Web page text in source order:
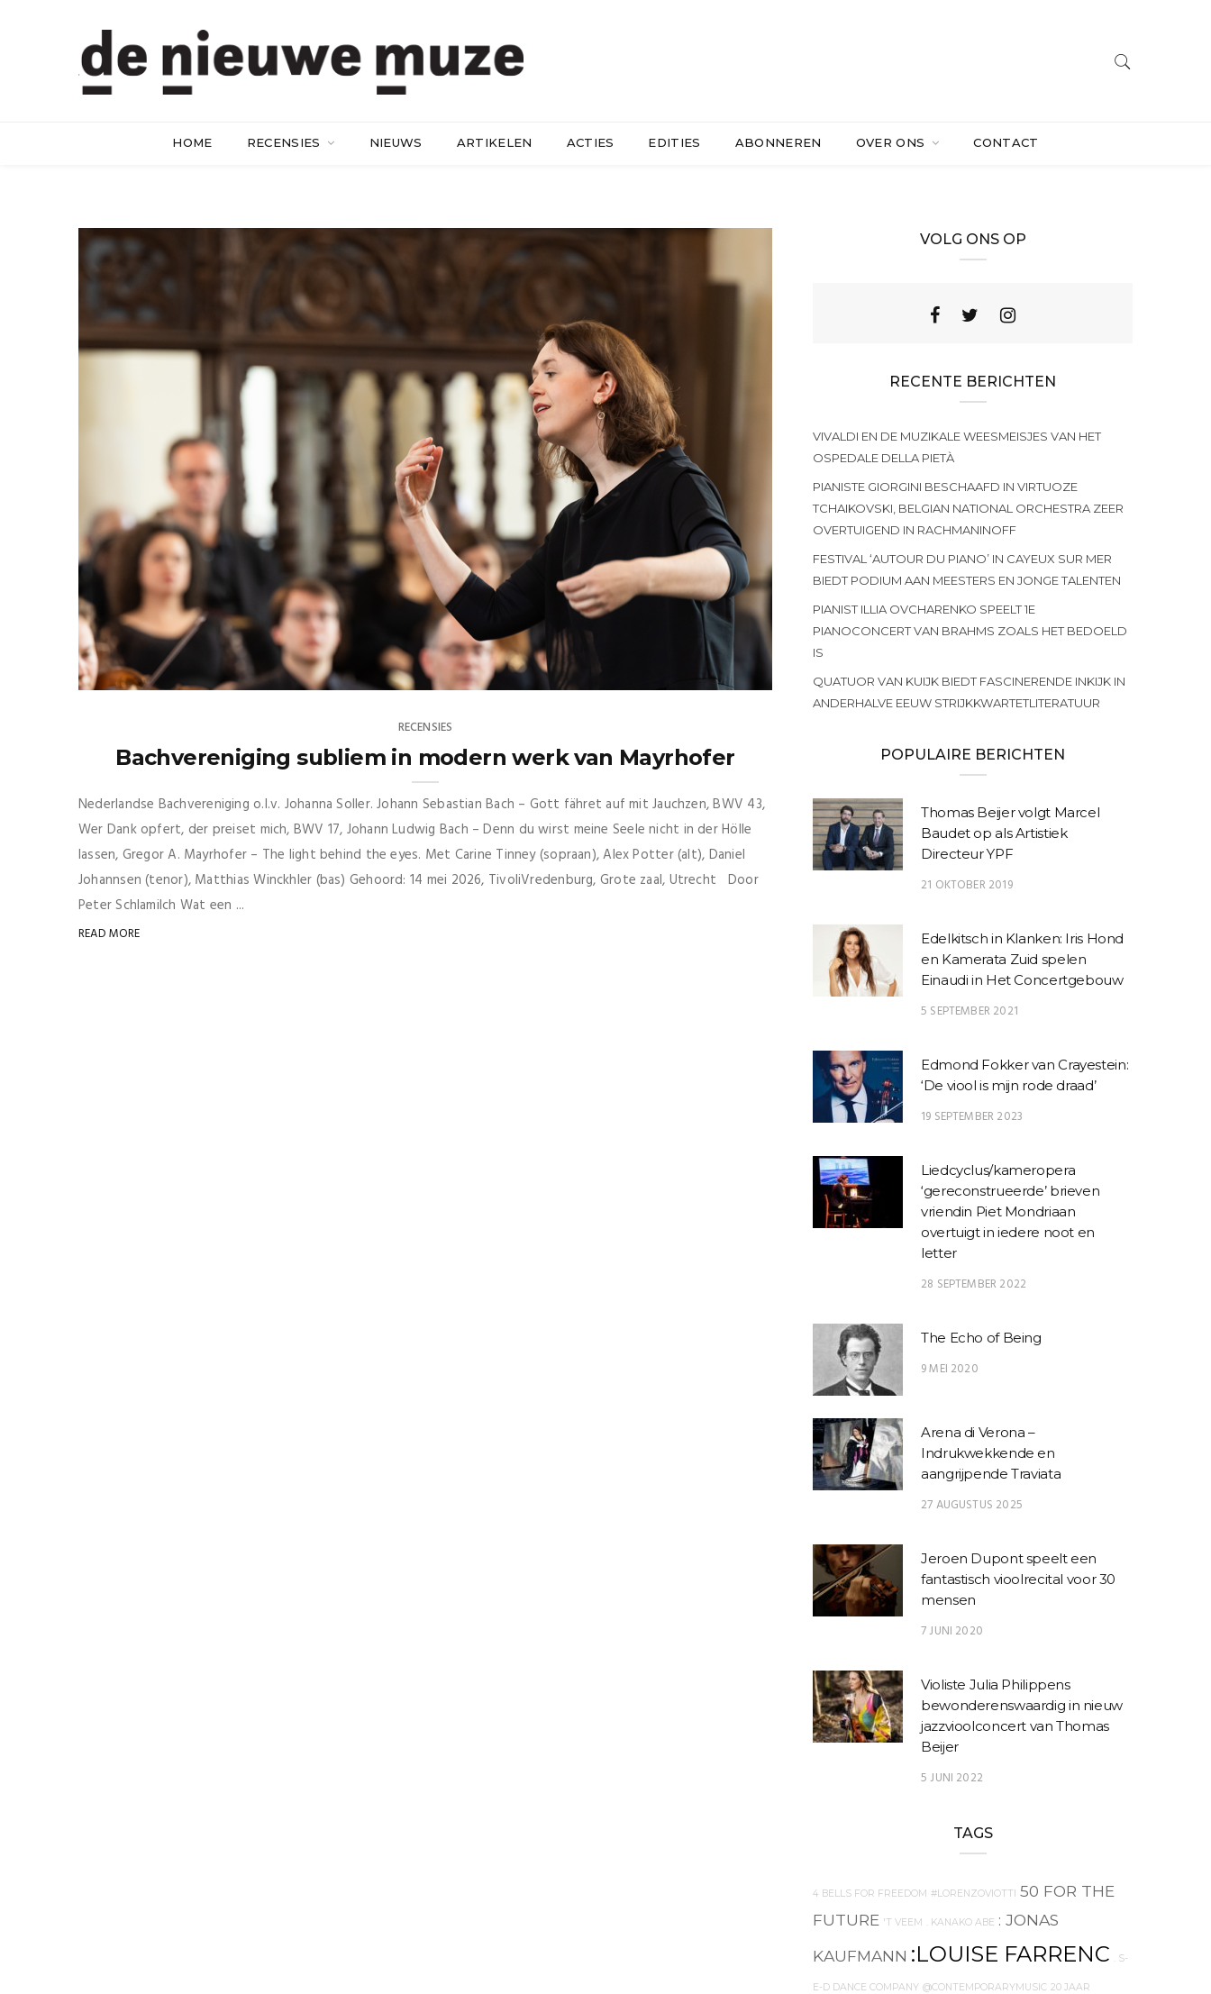
HOME RECENSIES NIEUWS ARTIKELEN ACTIES EDITIES ABONNEREN OVER ONS CONTACT
RECENSIES
Bachvereniging subliem in modern werk van Mayrhofer
Nederlandse Bachvereniging o.l.v. Johanna Soller. Johann Sebastian Bach – Gott fähret auf mit Jauchzen, BWV 43,
Wer Dank opfert, der preiset mich, BWV 17, Johann Ludwig Bach – Denn du wirst meine Seele nicht in der Hölle
lassen, Gregor A. Mayrhofer – The light behind the eyes. Met Carine Tinney (sopraan), Alex Potter (alt), Daniel
Johannsen (tenor), Matthias Winckhler (bas) Gehoord: 14 mei 2026, TivoliVredenburg, Grote zaal, Utrecht Door
Peter Schlamilch Wat een ...
READ MORE
VOLG ONS OP
RECENTE BERICHTEN
VIVALDI EN DE MUZIKALE WEESMEISJES VAN HET
OSPEDALE DELLA PIETÀ
PIANISTE GIORGINI BESCHAAFD IN VIRTUOZE
TCHAIKOVSKI, BELGIAN NATIONAL ORCHESTRA ZEER
OVERTUIGEND IN RACHMANINOFF
FESTIVAL ‘AUTOUR DU PIANO’ IN CAYEUX SUR MER
BIEDT PODIUM AAN MEESTERS EN JONGE TALENTEN
PIANIST ILLIA OVCHARENKO SPEELT 1E
PIANOCONCERT VAN BRAHMS ZOALS HET BEDOELD
IS
QUATUOR VAN KUIJK BIEDT FASCINERENDE INKIJK IN
ANDERHALVE EEUW STRIJKKWARTETLITERATUUR
POPULAIRE BERICHTEN
Thomas Beijer volgt Marcel
Baudet op als Artistiek
Directeur YPF
21 OKTOBER 2019
Edelkitsch in Klanken: Iris Hond
en Kamerata Zuid spelen
Einaudi in Het Concertgebouw
5 SEPTEMBER 2021
Edmond Fokker van Crayestein:
‘De viool is mijn rode draad’
19 SEPTEMBER 2023
Liedcyclus/kameropera
‘gereconstrueerde’ brieven
vriendin Piet Mondriaan
overtuigt in iedere noot en
letter
28 SEPTEMBER 2022
The Echo of Being
9 MEI 2020
Arena di Verona –
Indrukwekkende en
aangrijpende Traviata
27 AUGUSTUS 2025
Jeroen Dupont speelt een
fantastisch vioolrecital voor 30
mensen
7 JUNI 2020
Violiste Julia Philippens
bewonderenswaardig in nieuw
jazzvioolconcert van Thomas
Beijer
5 JUNI 2022
TAGS
4 BELLS FOR FREEDOM #LORENZOVIOTTI 50 FOR THE
FUTURE 'T VEEM . KANAKO ABE : JONAS
KAUFMANN :LOUISE FARRENC . S-
E-D DANCE COMPANY @CONTEMPORARYMUSIC 20 JAAR